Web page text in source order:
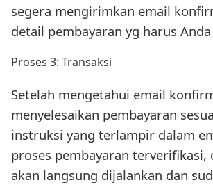
segera mengirimkan email
detail pembayaran yg harus Anda
Proses 3: Transaksi
Setelah mengetahui email
menyelesaikan pembayaran
instruksi yang terlampir dalam
proses pembayaran terverifikasi,
akan langsung dijalankan dan